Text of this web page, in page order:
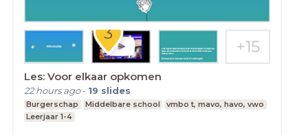
Les: Voor elkaar opkomen
22 hours ago- 19 slides
Burgerschap Middelbare school
vmbo t, mavo, havo, vwo
Leerjaar 1-4